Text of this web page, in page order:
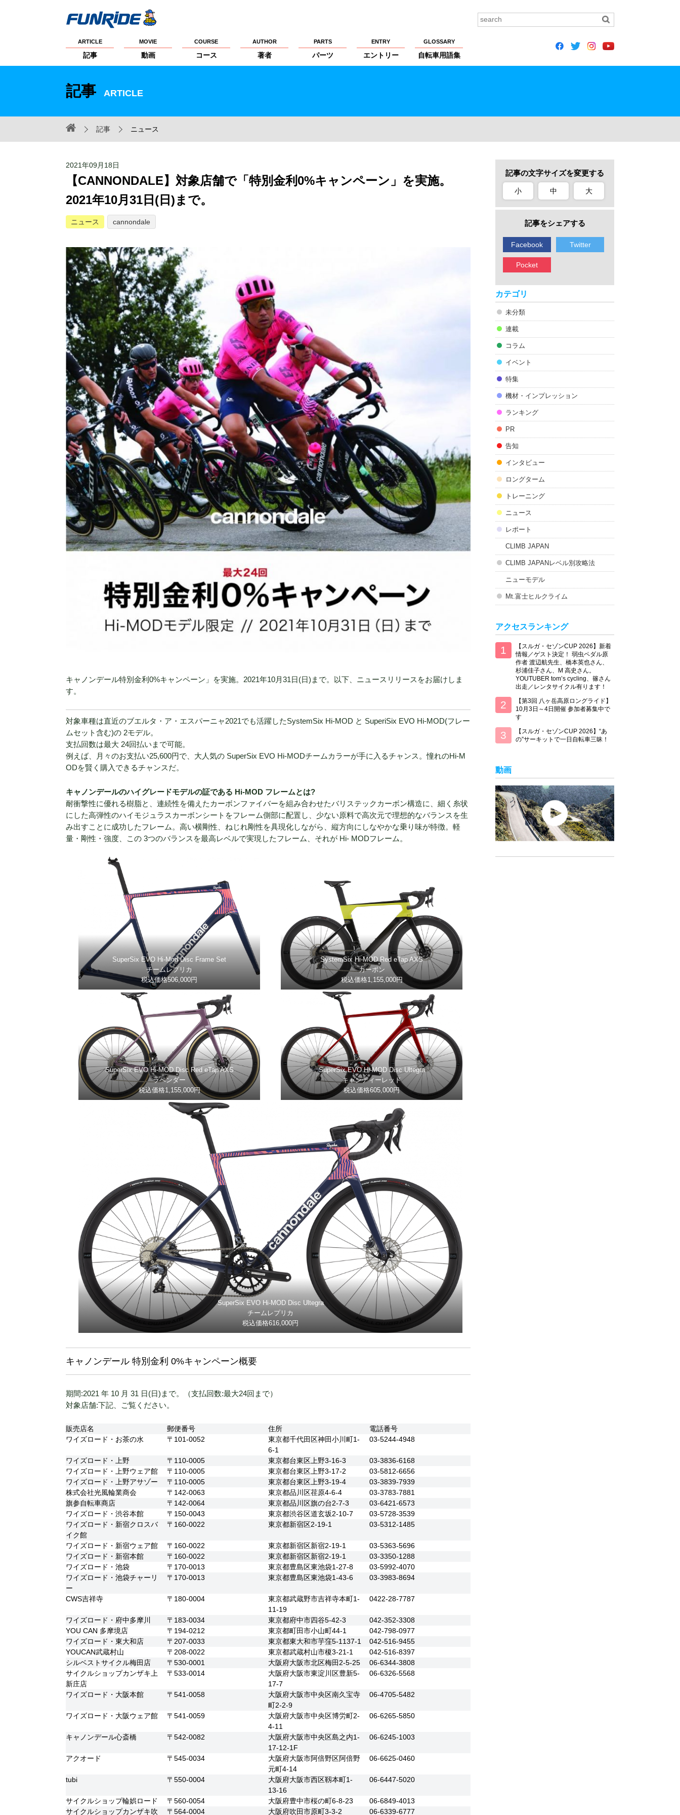
ARTICLE
記事
MOVIE
動画
COURSE
コース
AUTHOR
著者
PARTS
パーツ
ENTRY
エントリー
GLOSSARY
自転車用語集
記事 ARTICLE
記事 ニュース
2021年09月18日
【CANNONDALE】対象店舗で「特別金利0%キャンペーン」を実施。
2021年10月31日(日)まで。
ニュース cannondale
キャノンデール特別金利0%キャンペーン」を実施。2021年10月31日(日)まで。以下、ニュースリリースをお届けしま
す。
対象車種は直近のブエルタ・ア・エスパーニャ2021でも活躍したSystemSix Hi-MOD と SuperiSix EVO Hi-MOD(フレー
ムセット含む)の 2モデル。
支払回数は最大 24回払いまで可能。
例えば、月々のお支払い25,600円で、大人気の SuperSix EVO Hi-MODチームカラーが手に入るチャンス。憧れのHi-M
ODを賢く購入できるチャンスだ。
キャノンデールのハイグレードモデルの証である Hi-MOD フレームとは?
耐衝撃性に優れる樹脂と、連続性を備えたカーボンファイバーを組み合わせたバリステックカーボン構造に、細く糸状
にした高弾性のハイモジュラスカーボンシートをフレーム側部に配置し、少ない原料で高次元で理想的なバランスを生
み出すことに成功したフレーム。高い横剛性、ねじれ剛性を具現化しながら、縦方向にしなやかな乗り味が特徴。軽
量・剛性・強度、この 3つのバランスを最高レベルで実現したフレーム、それが Hi- MODフレーム。
SuperSix EVO Hi-Mod Disc Frame Set
チームレプリカ
税込価格506,000円
SystemSix Hi-MOD Red eTap AXS
カーボン
税込価格1,155,000円
SuperSix EVO Hi-MOD Disc Red eTap AXS
ラベンダー
税込価格1,155,000円
SuperSix EVO Hi-MOD Disc Ultegra
キャンディーレッド
税込価格605,000円
SuperSix EVO Hi-MOD Disc Ultegra
チームレプリカ
税込価格616,000円
キャノンデール 特別金利 0%キャンペーン概要
期間:2021 年 10 月 31 日(日)まで。（支払回数:最大24回まで）
対象店舗:下記、ご覧ください。
販売店名 郵便番号 住所
電話番号
ワイズロード・お茶の水
〒101-0052
東京都千代田区神田小川町1-
6-1
03-5244-4948
ワイズロード・上野 〒110-0005 東京都台東区上野3-16-3
03-3836-6168
ワイズロード・上野ウェア館
〒110-0005 東京都台東区上野3-17-2
03-5812-6656
ワイズロード・上野アサゾー
〒110-0005 東京都台東区上野3-19-4
03-3839-7939
株式会社光風輪業商会
〒142-0063 東京都品川区荏原4-6-4
03-3783-7881
旗参自転車商店
〒142-0064 東京都品川区旗の台2-7-3
03-6421-6573
ワイズロード・渋谷本館
〒150-0043 東京都渋谷区道玄坂2-10-7
03-5728-3539
ワイズロード・新宿クロスバ
イク館
〒160-0022 東京都新宿区2-19-1 03-5312-1485
ワイズロード・新宿ウェア館 〒160-0022 東京都新宿区新宿2-19-1
03-5363-5696
ワイズロード・新宿本館
〒160-0022 東京都新宿区新宿2-19-1
03-3350-1288
ワイズロード・池袋
〒170-0013 東京都豊島区東池袋1-27-8
03-5992-4070
ワイズロード・池袋チャーリ
ー
〒170-0013 東京都豊島区東池袋1-43-6 03-3983-8694
CWS吉祥寺 〒180-0004
東京都武蔵野市吉祥寺本町1-
11-19
0422-28-7787
ワイズロード・府中多摩川 〒183-0034 東京都府中市四谷5-42-3
042-352-3308
YOU CAN 多摩境店
〒194-0212 東京都町田市小山町44-1
042-798-0977
ワイズロード・東大和店
〒207-0033 東京都東大和市芋窪5-1137-1
042-516-9455
YOUCAN武蔵村山
〒208-0022 東京都武蔵村山市榎3-21-1
042-516-8397
シルベストサイクル梅田店
〒530-0001 大阪府大阪市北区梅田2-5-25
06-6344-3808
サイクルショップカンザキ上
新庄店
〒533-0014
大阪府大阪市東淀川区豊新5-
17-7
06-6326-5568
ワイズロード・大阪本館 〒541-0058
大阪府大阪市中央区南久宝寺
町2-2-9
06-4705-5482
ワイズロード・大阪ウェア館 〒541-0059
大阪府大阪市中央区博労町2-
4-11
06-6265-5850
キャノンデール心斎橋 〒542-0082
大阪府大阪市中央区島之内1-
17-12-1F
06-6245-1003
アクオード 〒545-0034
大阪府大阪市阿倍野区阿倍野
元町4-14
06-6625-0460
tubi 〒550-0004
大阪府大阪市西区靱本町1-
13-16
06-6447-5020
サイクルショップ輪娯ロード 〒560-0054 大阪府豊中市桜の町6-8-23
06-6849-4013
サイクルショップカンザキ吹
〒564-0004 大阪府吹田市原町3-3-2 06-6339-6777
記事の文字サイズを変更する
小 中 大
記事をシェアする
Facebook Twitter
Pocket
カテゴリ
未分類
連載
コラム
イベント
特集
機材・インプレッション
ランキング
PR
告知
インタビュー
ロングターム
トレーニング
ニュース
レポート
CLIMB JAPAN
CLIMB JAPANレベル別攻略法
ニューモデル
Mt.富士ヒルクライム
アクセスランキング
【スルガ・セゾンCUP 2026】新着
情報／ゲスト決定！ 弱虫ペダル原
作者 渡辺航先生、橋本英也さん、
杉浦佳子さん、M 高史さん。
YOUTUBER tom’s cycling、篠さん
出走／レンタサイクル有ります！
【第3回 八ヶ岳高原ロングライド】
10月3日～4日開催 参加者募集中で
す
【スルガ・セゾンCUP 2026】“あ
の”サーキットで一日自転車三昧！
動画